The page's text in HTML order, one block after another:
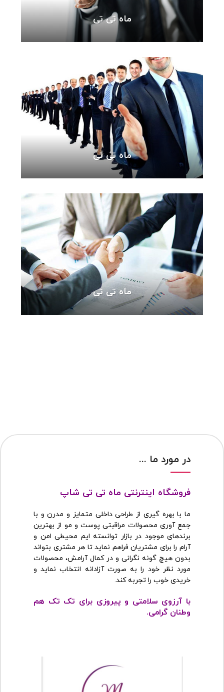
ماه تی تی
ماه تی تی
ماه تی تی
در مورد ما ...
فروشگاه اینترنتی ماه تی تی شاپ
ما با بهره گیری از طراحی داخلی متمایز و مدرن و با
جمع آوری محصولات مراقبتی پوست و مو از بهترین
برندهای موجود در بازار توانسته ایم محیطی امن و
آرام را برای مشتریان فراهم نماید تا هر مشتری بتواند
بدون هیچ گونه نگرانی و در کمال آرامش، محصولات
مورد نظر خود را به صورت آزادانه انتخاب نماید و
خریدی خوب را تجربه کند.
با آرزوی سلامتی و پیروزی برای تک تک هم
وطنان گرامی.